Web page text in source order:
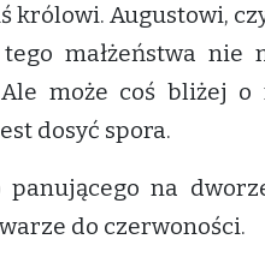
królowi. Augustowi,
tego małżeństwa
może coś bliżej o
dosyć spora.
panującego na
do czerwoności.